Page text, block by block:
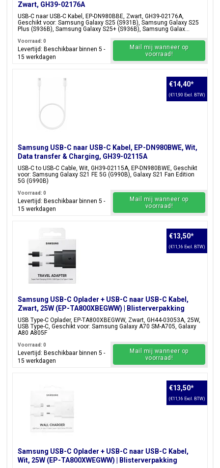
Zwart, GH39-02176A
USB-C naar USB-C Kabel, EP-DN980BBE, Zwart, GH39-02176A,
Geschikt voor: Samsung Galaxy S25 (S931B), Samsung Galaxy S25
Plus (S936B), Samsung Galaxy S25+ (S936B), Samsung Galax...
Voorraad: 0
Levertijd: Beschikbaar binnen 5 -
15 werkdagen
Mail mij wanneer op
voorraad!
Samsung USB-C naar USB-C Kabel, EP-DN980BWE, Wit,
Data transfer & Charging, GH39-02115A
USB-C to USB-C Cable, Wit, GH39-02115A, EP-DN980BWE, Geschikt
voor: Samsung Galaxy S21 FE 5G (G990B), Galaxy S21 Fan Edition
5G (G990B)
€14,40*
(€11,90 Excl. BTW)
Voorraad: 0
Levertijd: Beschikbaar binnen 5 -
15 werkdagen
Mail mij wanneer op
voorraad!
Samsung USB-C Oplader + USB-C naar USB-C Kabel,
Zwart, 25W (EP-TA800XBEGWW) | Blisterverpakking
USB Type-C Oplader, EP-TA800XBEGWW, Zwart, GH44-03053A, 25W,
USB Type-C, Geschikt voor: Samsung Galaxy A70 SM-A705, Galaxy
A80 A805F
€13,50*
(€11,16 Excl. BTW)
Voorraad: 0
Levertijd: Beschikbaar binnen 5 -
15 werkdagen
Mail mij wanneer op
voorraad!
Samsung USB-C Oplader + USB-C naar USB-C Kabel,
Wit, 25W (EP-TA800XWEGWW) | Blisterverpakking
€13,50*
(€11,16 Excl. BTW)